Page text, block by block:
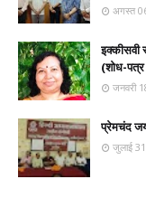
अगस्त
इक्कीसवी
(शोध-
जनवरी
प्रेमचंद
जुलाई